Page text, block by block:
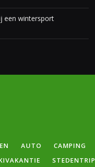
een wintersport
AUTO CAMPING
STEDENTRIP